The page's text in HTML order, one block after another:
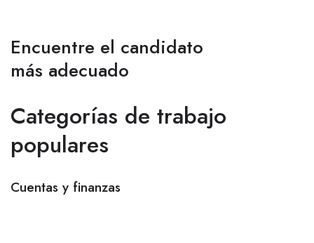
Encuentre el candidato
más adecuado
Categorías de trabajo
populares
Cuentas y finanzas